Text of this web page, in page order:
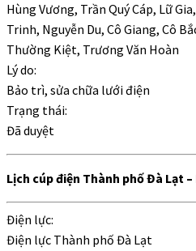
Hùng Vương, Trần Quý Cáp, Lữ
Trinh, Nguyễn Du, Cô Giang, Cô
Thường Kiệt, Trương Văn Hoàn
Lý do:
Bảo trì, sửa chữa lưới điện
Trạng thái:
Đã duyệt
Lịch cúp điện Thành phố Đà Lạt
Điện lực:
Điện lực Thành phố Đà Lạt